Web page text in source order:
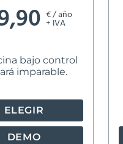
€ / año
+ IVA
bajo control
imparable.
ELEGIR
DEMO